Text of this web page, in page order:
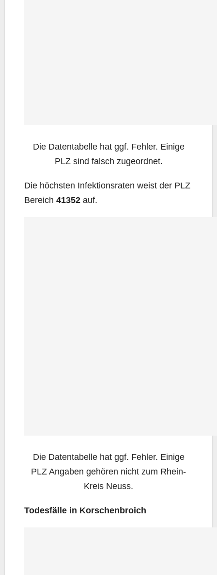
Die Daten­ta­bel­le hat ggf. Feh­ler. Eini­ge
PLZ sind falsch zugeordnet.
Die höchs­ten Infek­ti­ons­ra­ten weist der PLZ
Bereich 41352 auf.
Die Daten­ta­bel­le hat ggf. Feh­ler. Eini­ge
PLZ Anga­ben gehö­ren nicht zum Rhein-
Kreis Neuss.
Todes­fäl­le in Korschenbroich